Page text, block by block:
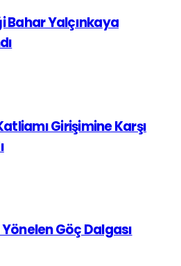
Bahar Yalçınkaya
Girişimine Karşı
Göç Dalgası